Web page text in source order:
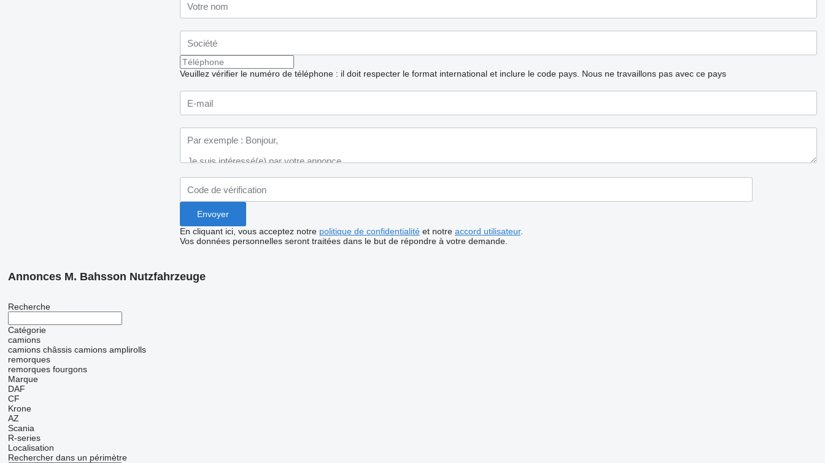
Veuillez vérifier le numéro de téléphone : il doit respecter le format international et inclure le code pays. Nous ne travaillons pas avec ce pays
En cliquant ici, vous acceptez notre politique de confidentialitéet notre accord utilisateur.
Vos données personnelles seront traitées dans le but de répondre à votre demande.
Annonces M. Bahsson Nutzfahrzeuge
Recherche
Catégorie
camions
camions châssis camions amplirolls
remorques
remorques fourgons
Marque
DAF
CF
Krone
AZ
Scania
R-series
Localisation
Rechercher dans un périmètre